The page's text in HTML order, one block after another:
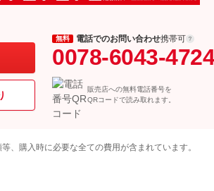
無料 電話でのお問い合わせ携帯可
0078-6043-4724
販売店への無料電話番号を
QRコードで読み取れます。
、購入時に必要な全ての費用が含まれています。